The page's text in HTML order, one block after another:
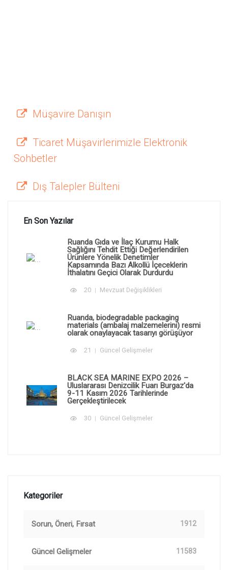
Müşavire Danışın
Ticaret Müşavirlerimizle Elektronik
Sohbetler
Dış Talepler Bülteni
En Son Yazılar
Ruanda Gıda ve İlaç Kurumu Halk
Sağlığını Tehdit Ettiği Değerlendirilen
Ürünlere Yönelik Denetimler
Kapsamında Bazı Alkollü İçeceklerin
İthalatını Geçici Olarak Durdurdu
20 Mevzuat Değişiklikleri
Ruanda, biodegradable packaging
materials (ambalaj malzemelerini) resmi
olarak onaylayacak tasarıyı görüşüyor
21 Güncel Gelişmeler
BLACK SEA MARINE EXPO 2026 –
Uluslararası Denizcilik Fuarı Burgaz'da
9-11 Kasım 2026 Tarihlerinde
Gerçekleştirilecek
30 Güncel Gelişmeler
Kategoriler
Sorun, Öneri, Fırsat 1912
Güncel Gelişmeler 11583